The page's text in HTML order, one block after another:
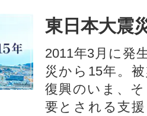
東日本大震
2011年3月に発
災から15年。
復興のいま、
要とされる支